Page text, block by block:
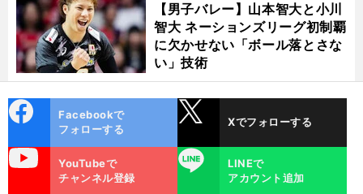
【男子バレー】山本智大と小川
智大 ネーションズリーグ初制覇
に欠かせない「ボール落とさな
い」技術
ok
Facebookで
フォローする
Xでフォローする
YouTubeで
チャンネル登録
LINE
LINEで
アカウント追加